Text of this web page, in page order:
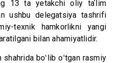
13 ta yetakchi oliy taʼlim
ushbu delegatsiya tashrifi
texnik hamkorlikni yangi
bilan ahamiyatlidir.
boʻlib oʻtgan rasmiy